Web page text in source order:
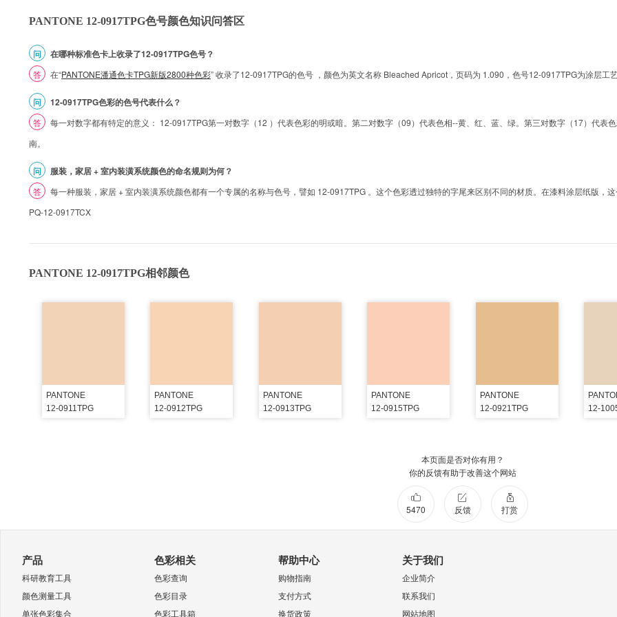
PANTONE 12-0917TPG色号颜色知识问答区
问 在哪种标准色卡上收录了12-0917TPG色号？
答 在“PANTONE潘通色卡TPG新版2800种色彩” 收录了12-0917TPG的色号 ，颜色为英文名称 Bleached Apricot，页码为 1.090，色号12-0917TPG为涂层工
问 12-0917TPG色彩的色号代表什么？
答
每一对数字都有特定的意义： 12-0917TPG第一对数字（12 ）代表色彩的明或暗。第二对数字（09）代表色相--黄、红、蓝、绿。第三对数字（17）代表
南。
问 服装，家居 + 室内装潢系统颜色的命名规则为何？
答
每一种服装，家居 + 室内装潢系统颜色都有一个专属的名称与色号，譬如 12-0917TPG 。这个色彩透过独特的字尾来区别不同的材质。在漆料涂层纸版，
PQ-12-0917TCX
PANTONE 12-0917TPG相邻颜色
PANTONE
12-0911TPG
PANTONE
12-0912TPG
PANTONE
12-0913TPG
PANTONE
12-0915TPG
PANTONE
12-0921TPG
12-
本页面是否对你有用？
你的反馈有助于改善这个网站
5470 反馈 打赏
产品
科研教育工具
颜色测量工具
单张色彩集合
色彩相关
色彩查询
色彩目录
色彩工具箱
帮助中心
购物指南
支付方式
换货政策
关于我们
企业简介
联系我们
网站地图